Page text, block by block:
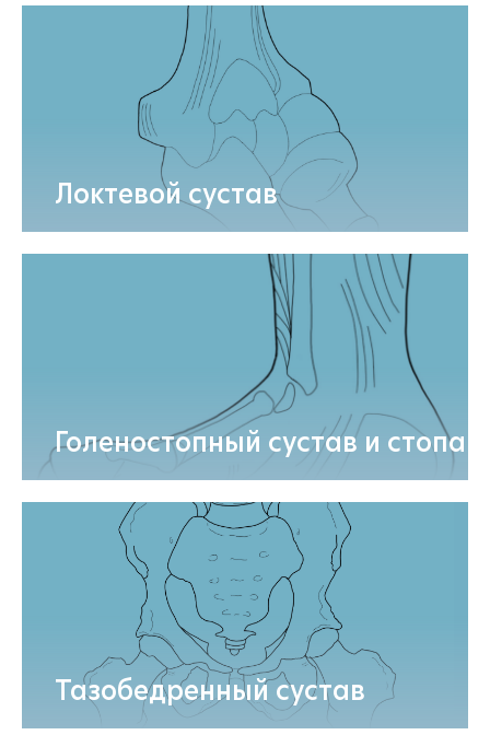
Локтевой сустав
Голеностопный сустав и стопа
Тазобедренный сустав